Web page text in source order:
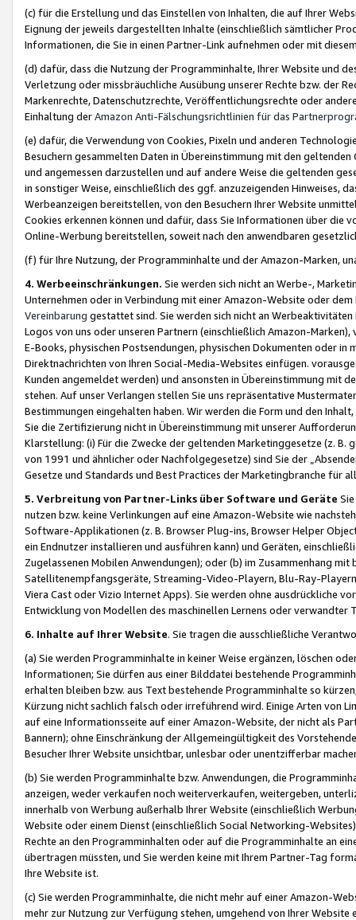
(c) für die Erstellung und das Einstellen von Inhalten, die auf Ihrer
Eignung der jeweils dargestellten Inhalte (einschließlich sämtlicher
Informationen, die Sie in einen Partner-Link aufnehmen oder mit
(d) dafür, dass die Nutzung der Programminhalte, Ihrer Website und
Verletzung oder missbräuchliche Ausübung unserer Rechte bzw. der
Markenrechte, Datenschutzrechte, Veröffentlichungsrechte oder
Einhaltung derAmazon Anti-Fälschungsrichtlinien für das
(e) dafür, die Verwendung von Cookies, Pixeln und anderen
Besuchern gesammelten Daten in Übereinstimmung mit den
und angemessen darzustellen und auf andere Weise die geltenden
in sonstiger Weise, einschließlich des ggf. anzuzeigenden Hinweises,
Werbeanzeigen bereitstellen, von den Besuchern Ihrer Website
Cookies erkennen können und dafür, dass Sie Informationen über die
Online-Werbung bereitstellen, soweit nach den anwendbaren
(f) für Ihre Nutzung, der Programminhalte und der Amazon-Marken,
4. Werbeeinschränkungen. Sie werden sich nicht an Werbe-,
Unternehmen oder in Verbindung mit einer Amazon-Website oder
Vereinbarung gestattet sind. Sie werden sich nicht an
Logos von uns oder unseren Partnern (einschließlich Amazon-
E-Books, physischen Postsendungen, physischen Dokumenten oder in
Direktnachrichten von Ihren Social-Media-Websites einfügen.
Kunden angemeldet werden) und ansonsten in Übereinstimmung mit
stehen. Auf unser Verlangen stellen Sie uns repräsentative
Bestimmungen eingehalten haben. Wir werden die Form und den
Sie die Zertifizierung nicht in Übereinstimmung mit unserer
Klarstellung: (i) Für die Zwecke der geltenden Marketinggesetze (z. B.
von 1991 und ähnlicher oder Nachfolgegesetze) sind Sie der
Gesetze und Standards und Best Practices der Marketingbranche für
5. Verbreitung von Partner-Links über Software und Geräte
nutzen bzw. keine Verlinkungen auf eine Amazon-Website wie
Software-Applikationen (z. B. Browser Plug-ins, Browser Helper
ein Endnutzer installieren und ausführen kann) und Geräten,
Zugelassenen Mobilen Anwendungen); oder (b) im Zusammenhang
Satellitenempfangsgeräte, Streaming-Video-Playern, Blu-Ray-
Viera Cast oder Vizio Internet Apps). Sie werden ohne ausdrückliche
Entwicklung von Modellen des maschinellen Lernens oder
6. Inhalte auf Ihrer Website. Sie tragen die ausschließliche
(a) Sie werden Programminhalte in keiner Weise ergänzen, löschen
Informationen; Sie dürfen aus einer Bilddatei bestehende
erhalten bleiben bzw. aus Text bestehende Programminhalte so
Kürzung nicht sachlich falsch oder irreführend wird. Einige Arten von
auf eine Informationsseite auf einer Amazon-Website, der nicht als
Bannern); ohne Einschränkung der Allgemeingültigkeit des
Besucher Ihrer Website unsichtbar, unlesbar oder unentzifferbar
(b) Sie werden Programminhalte bzw. Anwendungen, die
anzeigen, weder verkaufen noch weiterverkaufen, weitergeben,
innerhalb von Werbung außerhalb Ihrer Website (einschließlich
Website oder einem Dienst (einschließlich Social Networking-
Rechte an den Programminhalten oder auf die Programminhalte an
übertragen müssten, und Sie werden keine mit Ihrem Partner-Tag
Ihre Website ist.
(c) Sie werden Programminhalte, die nicht mehr auf einer Amazon-
mehr zur Nutzung zur Verfügung stehen, umgehend von Ihrer